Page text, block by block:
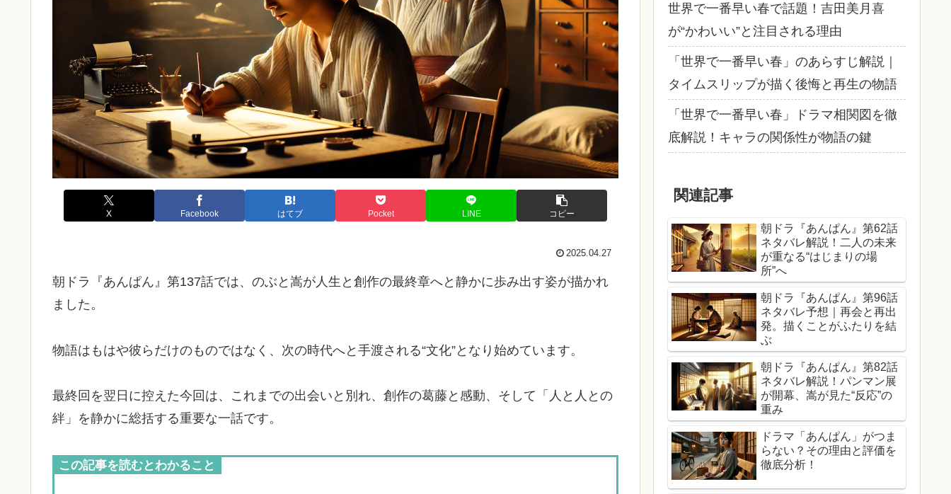
X Facebook はてブ Pocket LINE コピー
2025.04.27
朝ドラ『あんぱん』第137話では、のぶと嵩が人生と創作の最終章へと静かに歩み出す姿が描かれ
ました。
物語はもはや彼らだけのものではなく、次の時代へと手渡される“文化”となり始めています。
最終回を翌日に控えた今回は、これまでの出会いと別れ、創作の葛藤と感動、そして「人と人との
絆」を静かに総括する重要な一話です。
この記事を読むとわかること
世界で一番早い春で話題！吉田美月喜
が“かわいい”と注目される理由
「世界で一番早い春」のあらすじ解説｜
タイムスリップが描く後悔と再生の物語
「世界で一番早い春」ドラマ相関図を徹
底解説！キャラの関係性が物語の鍵
関連記事
朝ドラ『あんぱん』第62話
ネタバレ解説！二人の未来
が重なる“はじまりの場
所”へ
朝ドラ『あんぱん』第96話
ネタバレ予想｜再会と再出
発。描くことがふたりを結
ぶ
朝ドラ『あんぱん』第82話
ネタバレ解説！パンマン展
が開幕、嵩が見た“反応”の
重み
ドラマ「あんぱん」がつま
らない？その理由と評価を
徹底分析！